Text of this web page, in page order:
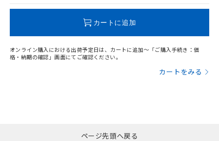
カートに追加
オンライン購入における出荷予定日は、カートに追加～「ご購入手続き：価
格・納期の確認」画面にてご確認ください。
カートをみる
ページ先頭へ戻る